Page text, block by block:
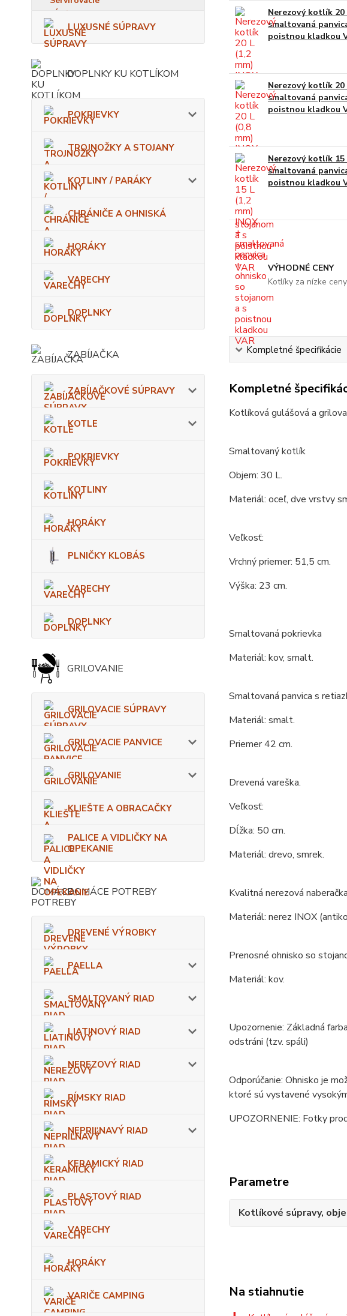
LUXUSNÉ SÚPRAVY
DOPLNKY KU KOTLÍKOM
POKRIEVKY
TROJNOŽKY A STOJANY
KOTLINY / PARÁKY
CHRÁNIČE A OHNISKÁ
HORÁKY
VARECHY
DOPLNKY
ZABÍJAČKA
ZABÍJAČKOVÉ SÚPRAVY
KOTLE
POKRIEVKY
KOTLINY
HORÁKY
PLNIČKY KLOBÁS
VARECHY
DOPLNKY
GRILOVANIE
GRILOVACIE SÚPRAVY
GRILOVACIE PANVICE
GRILOVANIE
KLIEŠTE A OBRACAČKY
PALICE A VIDLIČKY NA
OPEKANIE
DOMÁCE POTREBY
DREVENÉ VÝROBKY
PAELLA
SMALTOVANÝ RIAD
LIATINOVÝ RIAD
NEREZOVÝ RIAD
RÍMSKY RIAD
NEPRIĽNAVÝ RIAD
KERAMICKÝ RIAD
PLASTOVÝ RIAD
VARECHY
HORÁKY
VARIČE CAMPING
Nerezový kotlík 20
smaltovaná
poistnou kladkou
Nerezový kotlík 20
smaltovaná
poistnou kladkou
Nerezový kotlík 15
smaltovaná
poistnou kladkou
VÝHODNÉ CENY
Kotlíky za nízke ceny
Kompletné špecifikácie
Kompletné
Kotlíková gulášová a
Smaltovaný kotlík
Objem: 30 L.
Materiál: oceľ, dve vrstvy
Veľkosť:
Vrchný priemer: 51,5 cm.
Výška: 23 cm.
Smaltovaná pokrievka
Materiál: kov, smalt.
Smaltovaná panvica s
Materiál: smalt.
Priemer 42 cm.
Drevená vareška.
Veľkosť:
Dĺžka: 50 cm.
Materiál: drevo, smrek.
Kvalitná nerezová
Materiál: nerez INOX
Prenosné ohnisko so
Materiál: kov.
Upozornenie: Základná
odstráni (tzv. spáli)
Odporúčanie: Ohnisko je
ktoré sú vystavené
UPOZORNENIE: Fotky
Parametre
Kotlíkové súpravy,
Na stiahnutie